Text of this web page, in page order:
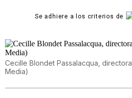
Se adhiere a los criterios de
Cecille Blondet Passalacqua,
Media)